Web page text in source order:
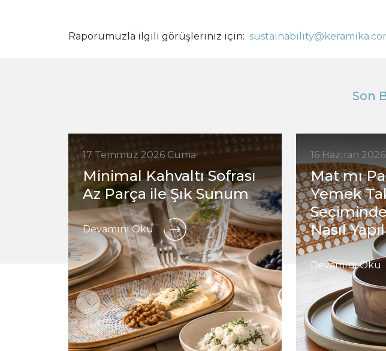
Raporumuzla ilgili görüşleriniz için:
Son
17 Temmuz 2026 Cuma
Minimal Kahvaltı Sofrası
Az Parça ile Şık Sunum
Devamını Oku
16 Haziran 2026
Mat mı
Yemek
Nasıl
Devamını Oku